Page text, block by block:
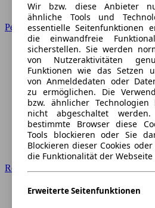
Peugeot
Renault
Wir bzw. diese Anbieter
ähnliche Tools und
essentielle Seitenfunktionen
die einwandfreie
sicherstellen. Sie werden
von Nutzeraktivitäten
Funktionen wie das Setzen
von Anmeldedaten oder
zu ermöglichen. Die
bzw. ähnlicher Technologien
nicht abgeschaltet
bestimmte Browser diese
Tools blockieren oder Sie
Blockieren dieser Cookies
die Funktionalität der
Erweiterte Seitenfunktionen